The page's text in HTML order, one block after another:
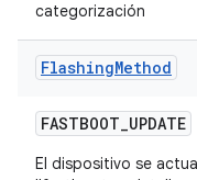
categorización
FlashingMethod
FASTBOOT_UPDATE
El dispositivo se